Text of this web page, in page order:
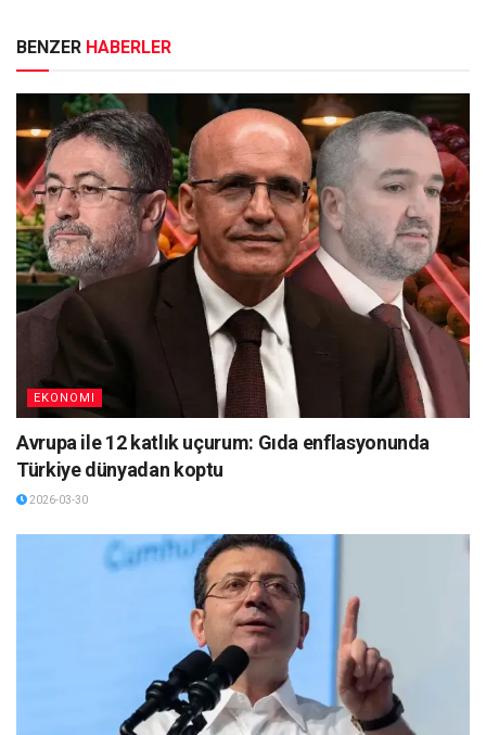
BENZER HABERLER
EKONOMI
Avrupa ile 12 katlık uçurum: Gıda enflasyonunda
Türkiye dünyadan koptu
2026-03-30